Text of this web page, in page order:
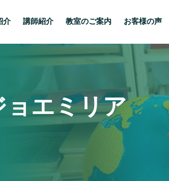
介 講師紹介 教室のご案内 お客様の声
ョエミリア